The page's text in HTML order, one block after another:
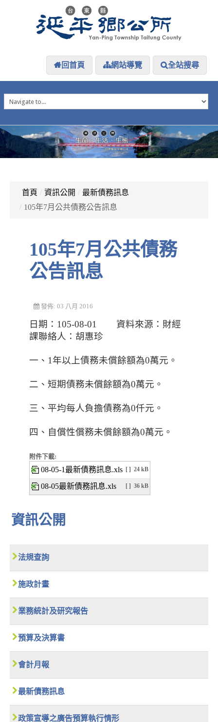
回首頁 網站導覽 全站搜尋
延平介紹
防災專區
資訊公開
探索延平
首頁 / 資訊公開 / 最新債務訊息
/ 105年7月公共債務公告訊息
105年7月公共債務
公告訊息
發佈: 03 八月 2016
日期：105-08-01 資料來源：財經
課聯絡人：胡惠珍
一、1年以上債務未償餘額為0萬元。
二、短期債務未償餘額為0萬元。
三、平均每人負擔債務為0仟元。
四、自償性償務未償餘額為0萬元。
附件下載:
08-05-1最新債務訊息.xls [ ] 24 kB
08-05最新債務訊息.xls [ ] 36 kB
資訊公開
法規查詢
施政計畫
業務統計及研究報告
預算及決算書
會計月報
最新債務訊息
政策宣導之廣告預算執行情形